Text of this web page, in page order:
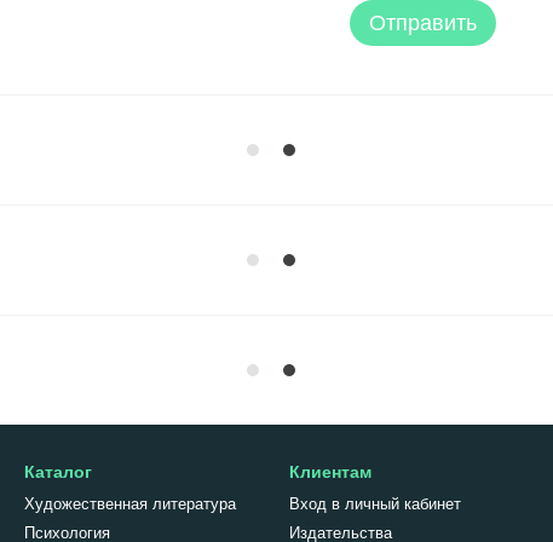
Отправить
Каталог
Художественная литература
Психология
Клиентам
Вход в личный кабинет
Издательства